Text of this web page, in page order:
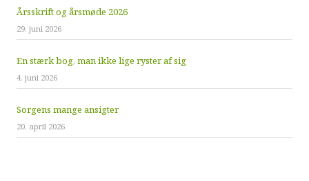
Årsskrift og årsmøde 2026
29. juni 2026
En stærk bog, man ikke lige ryster af sig
4. juni 2026
Sorgens mange ansigter
20. april 2026